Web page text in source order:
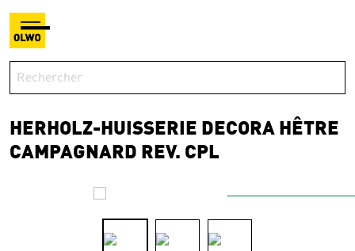
HERHOLZ-HUISSERIE DECORA HÊTRE
CAMPAGNARD REV. CPL